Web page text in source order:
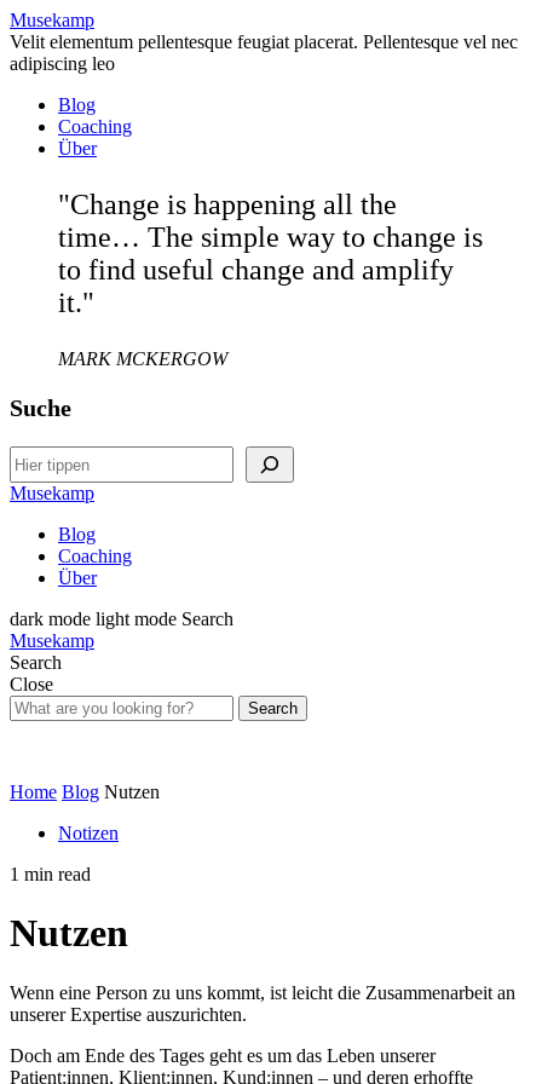
Musekamp
Velit elementum pellentesque feugiat placerat. Pellentesque vel nec
adipiscing leo
Blog
Coaching
Über
"Change is happening all the
time… The simple way to change is
to find useful change and amplify
it."
MARK MCKERGOW
Suche
Search
Musekamp
Blog
Coaching
Über
dark mode light mode Search
Musekamp
Search
Close
Search
Home Blog Nutzen
Notizen
1 min read
Nutzen
Wenn eine Person zu uns kommt, ist leicht die Zusammenarbeit an
unserer Expertise auszurichten.
Doch am Ende des Tages geht es um das Leben unserer
Patient:innen, Klient:innen, Kund:innen – und deren erhoffte